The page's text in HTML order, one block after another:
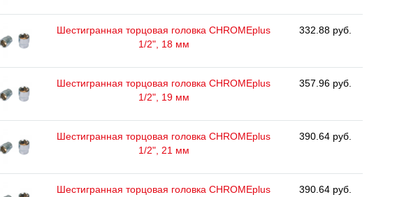
Шестигранная торцовая головка CHROMEplus
1/2", 18 мм
332.88 руб.
Шестигранная торцовая головка CHROMEplus
1/2", 19 мм
357.96 руб.
Шестигранная торцовая головка CHROMEplus
1/2", 21 мм
390.64 руб.
Шестигранная торцовая головка CHROMEplus
390.64 руб.